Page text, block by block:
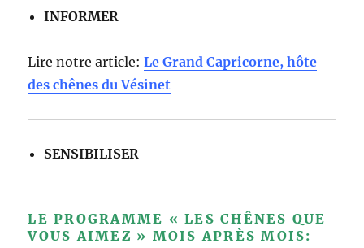
INFORMER
Lire notre article: Le Grand Capricorne, hôte
des chênes du Vésinet
SENSIBILISER
LE PROGRAMME « LES CHÊNES QUE
VOUS AIMEZ » MOIS APRÈS MOIS: